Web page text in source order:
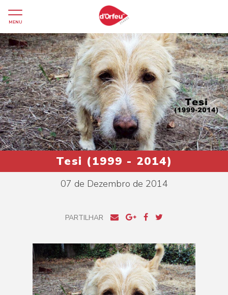
MENU
Tesi (1999 - 2014)
07 de Dezembro de 2014
PARTILHAR